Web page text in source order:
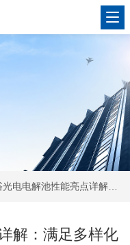
解池性能亮点详解：满足多样化光电实验需求
解：满足多样化